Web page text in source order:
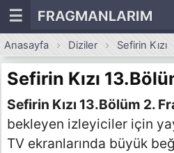
☰ FRAGMANLARIM
Anasayfa Diziler Sefirin Kızı
Sefirin Kızı
Sefirin Kızı 13.Bölüm 2.
bekleyen izleyiciler için
TV ekranlarında büyük